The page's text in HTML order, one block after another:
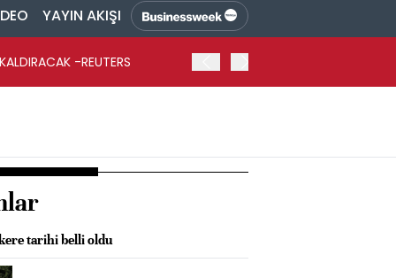
YAYIN AKIŞI
-REUTERS
tarihi belli oldu